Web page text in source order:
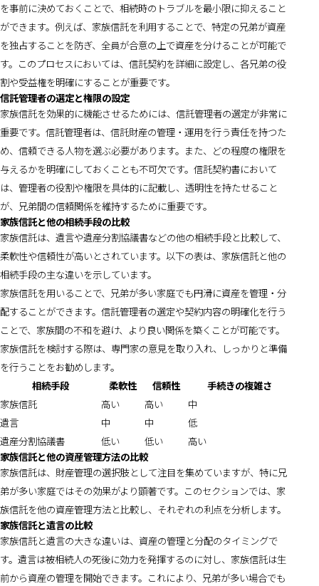
を事前に決めておくことで、相続時のトラブルを最小限に抑えること
ができます。例えば、家族信託を利用することで、特定の兄弟が資産
を独占することを防ぎ、全員が合意の上で資産を分けることが可能で
す。このプロセスにおいては、信託契約を詳細に設定し、各兄弟の役
割や受益権を明確にすることが重要です。
信託管理者の選定と権限の設定
家族信託を効果的に機能させるためには、信託管理者の選定が非常に
重要です。信託管理者は、信託財産の管理・運用を行う責任を持つた
め、信頼できる人物を選ぶ必要があります。また、どの程度の権限を
与えるかを明確にしておくことも不可欠です。信託契約書において
は、管理者の役割や権限を具体的に記載し、透明性を持たせること
が、兄弟間の信頼関係を維持するために重要です。
家族信託と他の相続手段の比較
家族信託は、遺言や遺産分割協議書などの他の相続手段と比較して、
柔軟性や信頼性が高いとされています。以下の表は、家族信託と他の
相続手段の主な違いを示しています。
家族信託を用いることで、兄弟が多い家庭でも円滑に資産を管理・分
配することができます。信託管理者の選定や契約内容の明確化を行う
ことで、家族間の不和を避け、より良い関係を築くことが可能です。
家族信託を検討する際は、専門家の意見を取り入れ、しっかりと準備
を行うことをお勧めします。
相続手段
柔軟性 信頼性
手続きの複雑さ
家族信託
高い 高い
中
遺言
中 中
低
遺産分割協議書
低い 低い
高い
家族信託と他の資産管理方法の比較
家族信託は、財産管理の選択肢として注目を集めていますが、特に兄
弟が多い家庭ではその効果がより顕著です。このセクションでは、家
族信託を他の資産管理方法と比較し、それぞれの利点を分析します。
家族信託と遺言の比較
家族信託と遺言の大きな違いは、資産の管理と分配のタイミングで
す。遺言は被相続人の死後に効力を発揮するのに対し、家族信託は生
前から資産の管理を開始できます。これにより、兄弟が多い場合でも